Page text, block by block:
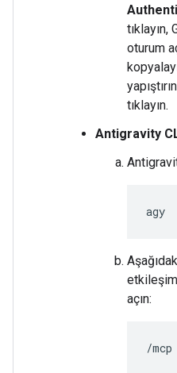
tıklayın,
oturum
tıklayın.
Antigravity
açın: